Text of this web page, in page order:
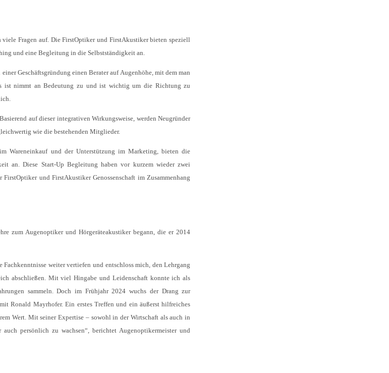
Fragen auf. Die FirstOptiker und FirstAkustiker bieten speziell
und eine Begleitung in die Selbstständigkeit an.
Geschäftsgründung einen Berater auf Augenhöhe, mit dem man
ist nimmt an Bedeutung zu und ist wichtig um die Richtung zu
auf dieser integrativen Wirkungsweise, werden Neugründer
wie die bestehenden Mitglieder.
Wareneinkauf und der Unterstützung im Marketing, bieten die
an. Diese Start-Up Begleitung haben vor kurzem wieder zwei
und FirstAkustiker Genossenschaft im Zusammenhang
zum Augenoptiker und Hörgeräteakustiker begann, die er 2014
weiter vertiefen und entschloss mich, den Lehrgang
abschließen. Mit viel Hingabe und Leidenschaft konnte ich als
sammeln. Doch im Frühjahr 2024 wuchs der Drang zur
Ronald Mayrhofer. Ein erstes Treffen und ein äußerst hilfreiches
Wert. Mit seiner Expertise – sowohl in der Wirtschaft als auch in
persönlich zu wachsen“, berichtet Augenoptikermeister und